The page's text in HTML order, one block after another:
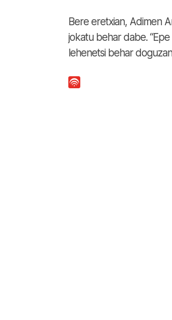
Bere eretxian, Adimen
jokatu behar dabe.
lehenetsi behar